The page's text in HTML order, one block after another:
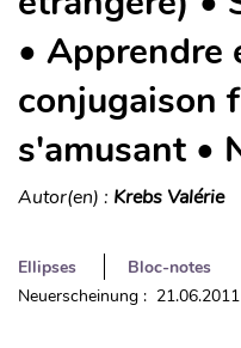
• Apprendre
conjugaison
s'amusant •
Autor(en) : Krebs Valérie
Ellipses
Bloc-notes
Neuerscheinung : 21.06.2011